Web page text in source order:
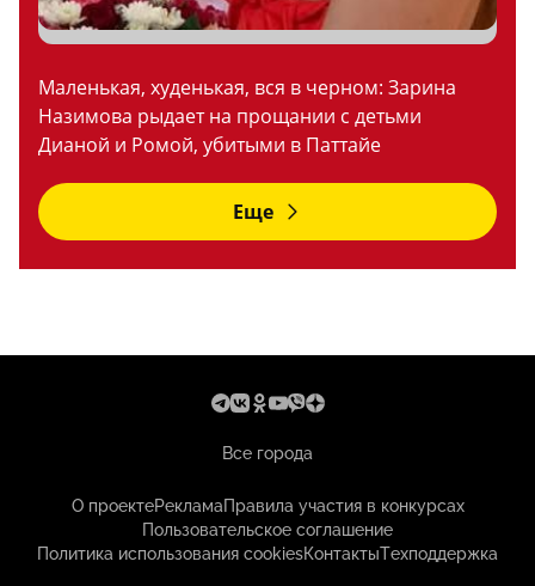
Маленькая, худенькая, вся в черном: Зарина
Назимова рыдает на прощании с детьми
Дианой и Ромой, убитыми в Паттайе
Еще
Все города
О проектеРекламаПравила участия в конкурсах
Пользовательское соглашение
Политика использования cookiesКонтактыТехподдержка